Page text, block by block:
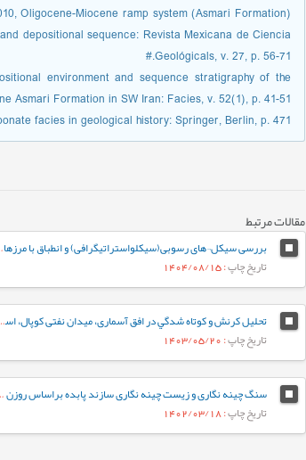
Oligocene-Miocene ramp system (Asmari Formation)
depositional sequence: Revista Mexicana de Ciencia
Geológicals, v. 27, p. 56-71.#
environment and sequence stratigraphy of the
Asmari Formation in SW Iran: Facies, v. 52(1), p. 41-51.#
facies in geological history: Springer, Berlin, p. 471.#
مقالات مرتبط
بررسی سیکل¬های رسوبی(سیکلواستراتیگرافی) و
تاریخ چاپ: 1404/08/15
تحلیل کرنش و كوتاه شدگي در افق
تاریخ چاپ: 1403/05/20
سنگ چینه نگاری و زیست چینه نگاری سازند
تاریخ چاپ: 1402/03/18